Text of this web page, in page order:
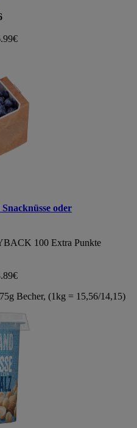
oder
100 Extra Punkte
Becher, (1kg = 15,56/14,15)